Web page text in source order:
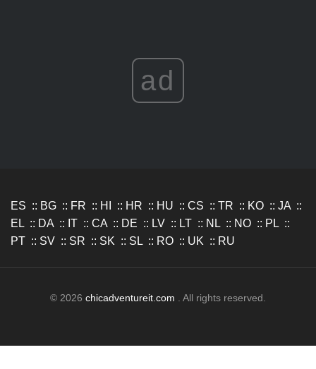
ad
ES :: BG :: FR :: HI :: HR :: HU :: CS :: TR :: KO :: JA ::
EL :: DA :: IT :: CA :: DE :: LV :: LT :: NL :: NO :: PL ::
PT :: SV :: SR :: SK :: SL :: RO :: UK :: RU
© 2026 chicadventureit.com . All rights reserved.